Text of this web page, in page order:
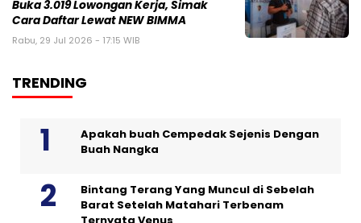
Buka 3.019 Lowongan Kerja, Simak
Cara Daftar Lewat NEW BIMMA
Rabu, 29 Jul 2026 - 17:15 WIB
TRENDING
Apakah buah Cempedak Sejenis Dengan
Buah Nangka
Bintang Terang Yang Muncul di Sebelah
Barat Setelah Matahari Terbenam
Ternyata Venus